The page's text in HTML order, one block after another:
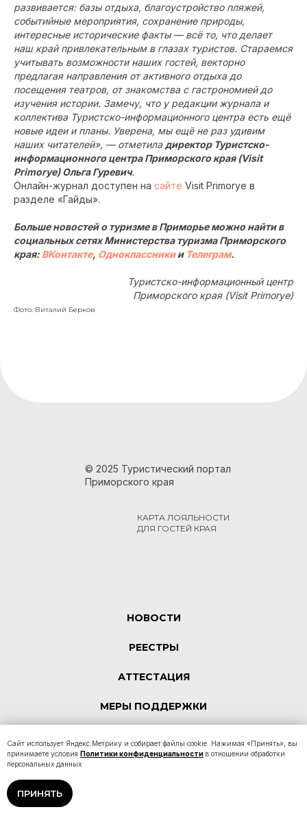
развивается: базы отдыха, благоустройство пляжей,
событийные мероприятия, сохранение природы,
интересные исторические факты — всё то, что делает
наш край привлекательным в глазах туристов. Стараемся
учитывать возможности наших гостей, векторно
предлагая направления от активного отдыха до
посещения театров, от знакомства с гастрономией до
изучения истории. Замечу, что у редакции журнала и
коллектива Туристско-информационного центра есть ещё
новые идеи и планы. Уверена, мы ещё не раз удивим
наших читателей», — отметила директор Туристско-
информационного центра Приморского края (Visit
Primorye) Ольга Гуревич.
Онлайн-журнал доступен на сайте Visit Primorye в
разделе «Гайды».
Больше новостей о туризме в Приморье можно найти в
социальных сетях Министерства туризма Приморского
края: ВКонтакте, Одноклассникии Телеграм.
Туристско-информационный центр
Приморского края (Visit Primorye)
Фото: Виталий Берков
© 2025 Туристический портал
Приморского края
КАРТА ЛОЯЛЬНОСТИ
ДЛЯ ГОСТЕЙ КРАЯ
НОВОСТИ
РЕЕСТРЫ
АТТЕСТАЦИЯ
МЕРЫ ПОДДЕРЖКИ
Политика конфиденциальности
Сайт использует Яндекс.Метрику и собирает файлы cookie. Нажимая «Принять», вы
принимаете условия Политики конфиденциальности в отношении обработки
персональных данных
ПРИНЯТЬ